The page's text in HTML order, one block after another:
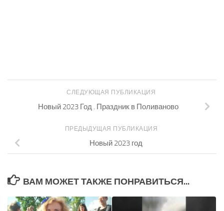
СЛЕДУЮЩАЯ ПУБЛИКАЦИЯ
Новый 2023 Год . Праздник в Поливаново
ПРЕДЫДУЩАЯ ПУБЛИКАЦИЯ
Новый 2023 год
ВАМ МОЖЕТ ТАКЖЕ ПОНРАВИТЬСЯ...